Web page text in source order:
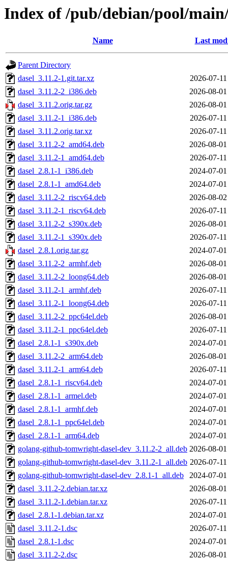
Index of /pub/debian/pool/
Name Last
Parent Directory
dasel_3.11.2-1.git.tar.xz
2026-07-
dasel_3.11.2-2_i386.deb
2026-08-
dasel_3.11.2.orig.tar.gz
2026-08-
dasel_3.11.2-1_i386.deb
2026-07-
dasel_3.11.2.orig.tar.xz
2026-07-
dasel_3.11.2-2_amd64.deb
2026-08-
dasel_3.11.2-1_amd64.deb
2026-07-
dasel_2.8.1-1_i386.deb
2024-07-
dasel_2.8.1-1_amd64.deb
2024-07-
dasel_3.11.2-2_riscv64.deb
2026-08-
dasel_3.11.2-1_riscv64.deb
2026-07-
dasel_3.11.2-2_s390x.deb
2026-08-
dasel_3.11.2-1_s390x.deb
2026-07-
dasel_2.8.1.orig.tar.gz
2024-07-
dasel_3.11.2-2_armhf.deb
2026-08-
dasel_3.11.2-2_loong64.deb
2026-08-
dasel_3.11.2-1_armhf.deb
2026-07-
dasel_3.11.2-1_loong64.deb
2026-07-
dasel_3.11.2-2_ppc64el.deb
2026-08-
dasel_3.11.2-1_ppc64el.deb
2026-07-
dasel_2.8.1-1_s390x.deb
2024-07-
dasel_3.11.2-2_arm64.deb
2026-08-
dasel_3.11.2-1_arm64.deb
2026-07-
dasel_2.8.1-1_riscv64.deb
2024-07-
dasel_2.8.1-1_armel.deb
2024-07-
dasel_2.8.1-1_armhf.deb
2024-07-
dasel_2.8.1-1_ppc64el.deb
2024-07-
dasel_2.8.1-1_arm64.deb
2024-07-
golang-github-tomwright-dasel-dev_3.11.2-2_all.deb 2026-08-
golang-github-tomwright-dasel-dev_3.11.2-1_all.deb 2026-07-
golang-github-tomwright-dasel-dev_2.8.1-1_all.deb
2024-07-
dasel_3.11.2-2.debian.tar.xz
2026-08-
dasel_3.11.2-1.debian.tar.xz
2026-07-
dasel_2.8.1-1.debian.tar.xz
2024-07-
dasel_3.11.2-1.dsc
2026-07-
dasel_2.8.1-1.dsc
2024-07-
dasel_3.11.2-2.dsc
2026-08-